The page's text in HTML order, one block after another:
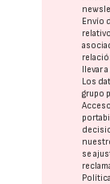
Envío
llevar
Los
grupo
se